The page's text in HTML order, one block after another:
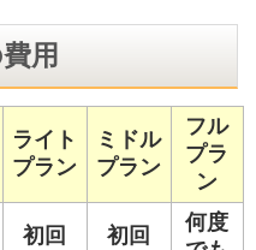
用
ライト
プラン
ミドル
プラン
フル
プラ
ン
初回 初回
何度